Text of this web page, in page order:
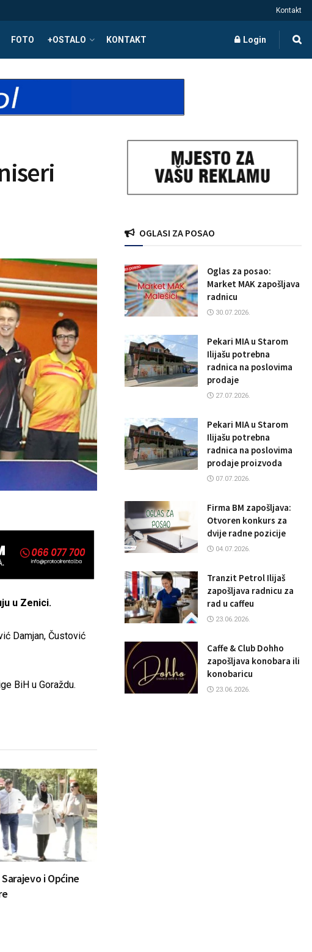
Kontakt
FOTO +OSTALO KONTAKT Login
u Zenici.
Damjan, Čustović
BiH u Goraždu.
i Općine
OGLASI ZA POSAO
Oglas za posao:
Market MAK zapošljava
radnicu
30.07.2026.
Pekari MIA u Starom
Ilijašu potrebna
radnica na poslovima
prodaje
27.07.2026.
Pekari MIA u Starom
Ilijašu potrebna
radnica na poslovima
prodaje proizvoda
07.07.2026.
Firma BM zapošljava:
Otvoren konkurs za
dvije radne pozicije
04.07.2026.
Tranzit Petrol Ilijaš
zapošljava radnicu za
rad u caffeu
23.06.2026.
Caffe & Club Dohho
zapošljava konobara ili
konobaricu
23.06.2026.